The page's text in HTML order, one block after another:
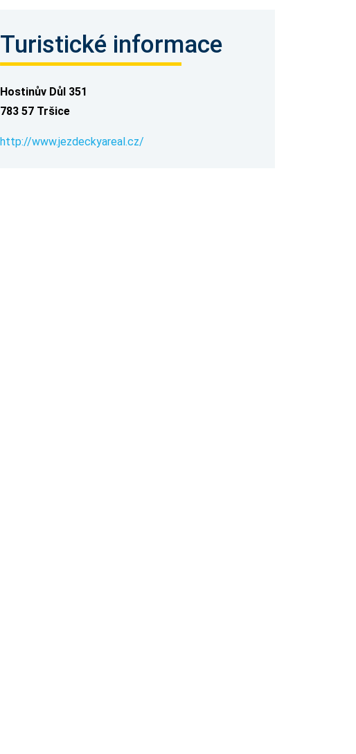
Turistické informace
Hostinův Důl 351
783 57 Tršice
http://www.jezdeckyareal.cz/